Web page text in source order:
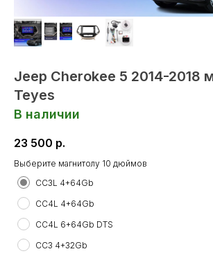
Jeep Cherokee 5 2014-2018
Teyes
В наличии
23 500 р.
Выберите магнитолу 10 дюймов
CC3L 4+64Gb
CC4L 4+64Gb
CC4L 6+64Gb DTS
CC3 4+32Gb